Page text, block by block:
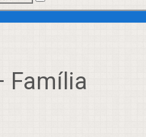
Família